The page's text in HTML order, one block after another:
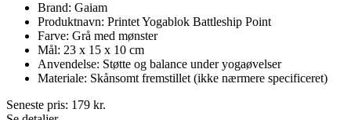
Brand: Gaiam
Produktnavn: Printet Yogablok Battleship Point
Farve: Grå med mønster
Mål: 23 x 15 x 10 cm
Anvendelse: Støtte og balance under yogaøvelser
Materiale: Skånsomt fremstillet (ikke nærmere specificeret)
Seneste pris: 179 kr.